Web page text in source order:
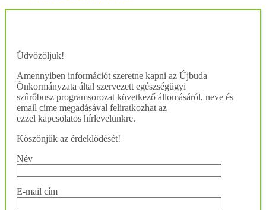
Üdvözöljük!
Amennyiben információt szeretne kapni az Újbuda
Önkormányzata által szervezett egészségügyi
szűrőbusz programsorozat következő állomásáról, neve és
email címe megadásával feliratkozhat az
ezzel kapcsolatos hírlevelünkre.
Köszönjük az érdeklődését!
Név
E-mail cím